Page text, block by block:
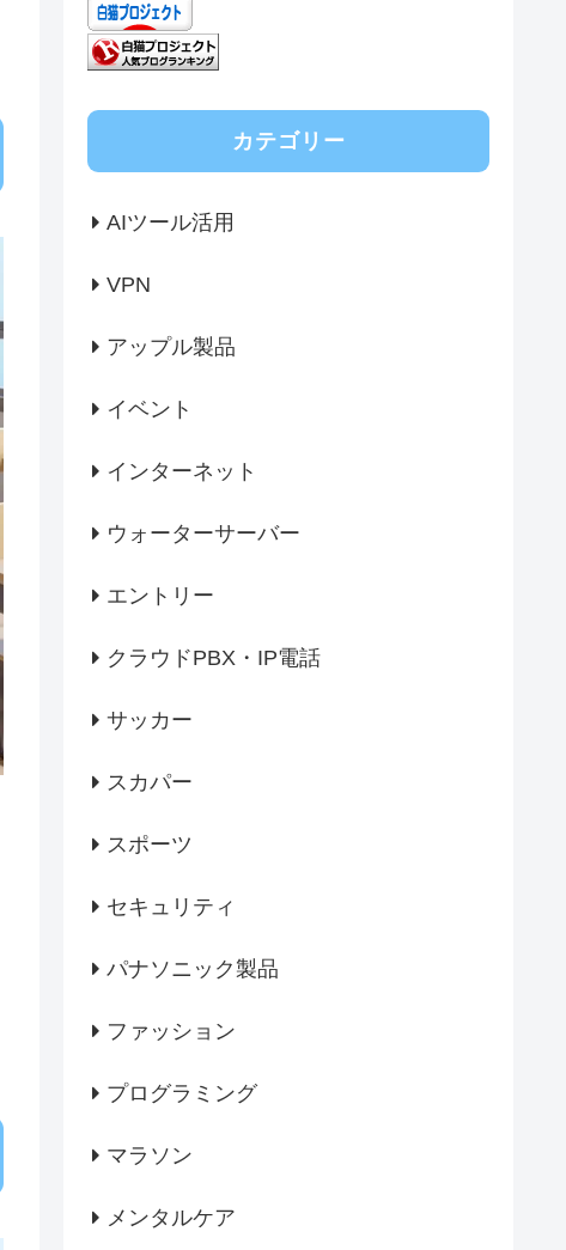
カテゴリー
AIツール活用
VPN
アップル製品
イベント
インターネット
ウォーターサーバー
エントリー
クラウドPBX・IP電話
サッカー
スカパー
スポーツ
セキュリティ
パナソニック製品
ファッション
プログラミング
マラソン
メンタルケア